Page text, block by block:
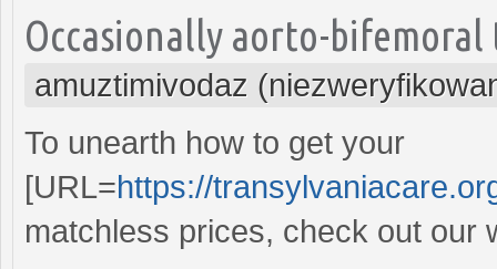
Occasionally aorto-
amuztimivodaz
To unearth how to get your
[URL=https://
matchless prices, check out our